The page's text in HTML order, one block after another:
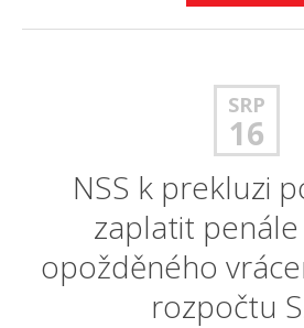
SRP
16
NSS k prekluzi
zaplatit
opožděného
rozpočtu